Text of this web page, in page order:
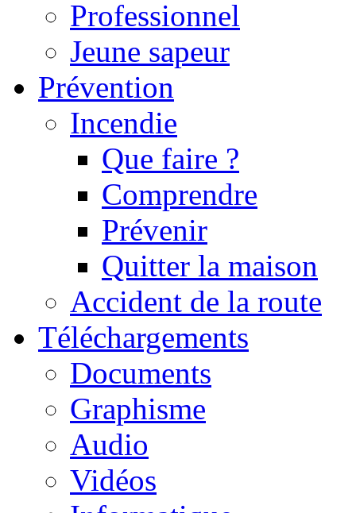
Professionnel
Jeune sapeur
Prévention
Incendie
Que faire ?
Comprendre
Prévenir
Quitter la maison
Accident de la route
Téléchargements
Documents
Graphisme
Audio
Vidéos